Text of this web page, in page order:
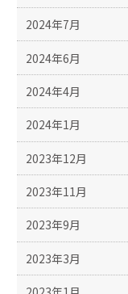
2024年7月
2024年6月
2024年4月
2024年1月
2023年12月
2023年11月
2023年9月
2023年3月